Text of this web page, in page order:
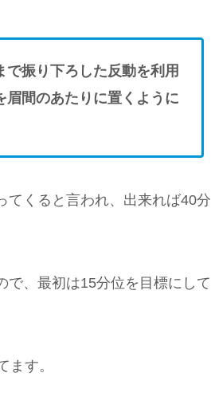
振り下ろした反動を利用
間のあたりに置くように
てくると言われ、出来れば40分
で、最初は15分位を目標にして
ます。